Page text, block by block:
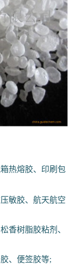
热熔胶、印刷包
敏胶、航天航空
香树脂胶粘剂、
、便签胶等;